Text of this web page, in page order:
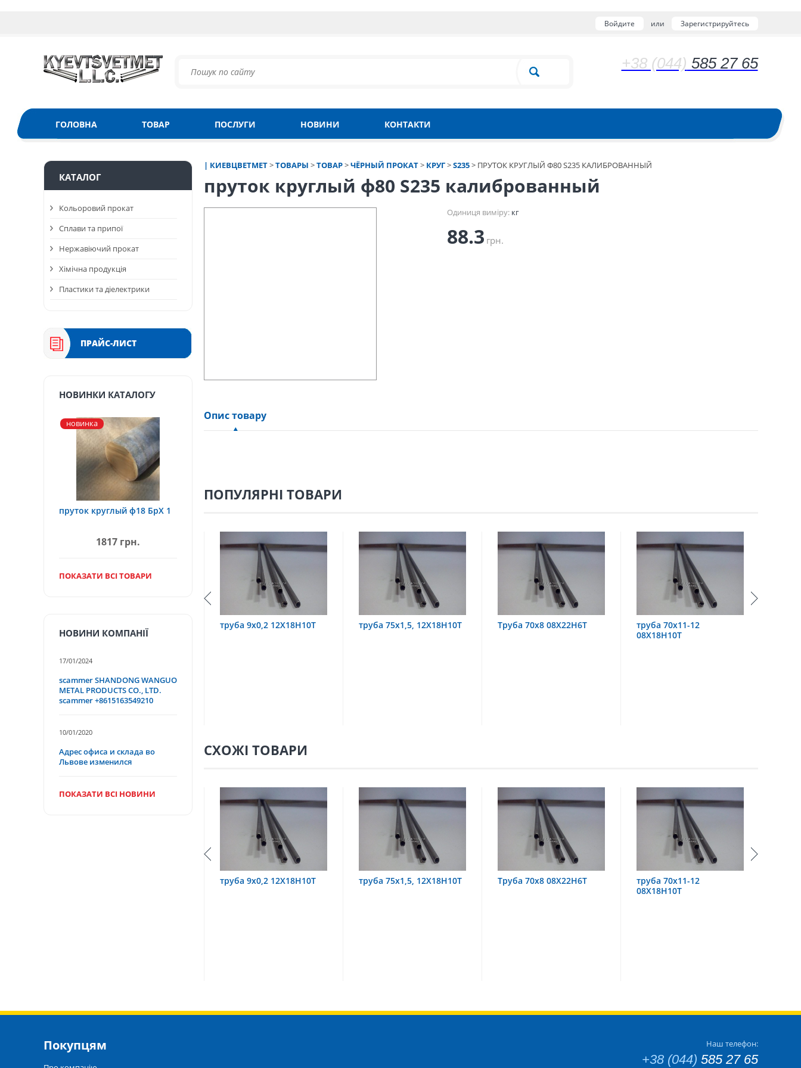
Войдите или Зарегистрируйтесь
+38 (044) 585 27 65
ГОЛОВНА ТОВАР ПОСЛУГИ НОВИНИ КОНТАКТИ
| КИЕВЦВЕТМЕТ>ТОВАРЫ >ТОВАР>ЧЁРНЫЙ ПРОКАТ> КРУГ>S235> ПРУТОК КРУГЛЫЙ Ф80 S235 КАЛИБРОВАННЫЙ
пруток круглый ф80 S235 калиброванный
Одиниця виміру:кг
88.3 грн.
Опис товару
ПОПУЛЯРНІ ТОВАРИ
труба 75х1,5, 12Х18Н10Т Труба 70х8 08Х22Н6Т
труба 70х11-12
труба 60х6 08Х18Н10
СХОЖІ ТОВАРИ
труба 75х1,5, 12Х18Н10Т Труба 70х8 08Х22Н6Т
труба 70х11-12
труба 60х6 08Х18Н10
КАТАЛОГ
Кольоровий прокат
Сплави та припої
Нержавіючий прокат
Хімічна продукція
Пластики та діелектрики
ПРАЙС-ЛИСТ
НОВИНКИ КАТАЛОГУ
новинка
пруток круглый ф18 БрХ 1
1817 грн.
ПОКАЗАТИ ВСІ ТОВАРИ
НОВИНИ КОМПАНІЇ
17/01/2024
scammer SHANDONG WANGUO
METAL PRODUCTS CO., LTD.
scammer +8615163549210
10/01/2020
Адрес офиса и склада во
Львове изменился
ПОКАЗАТИ ВСІ НОВИНИ
Покупцям Наш телефон:
+38 (044) 585 27 65